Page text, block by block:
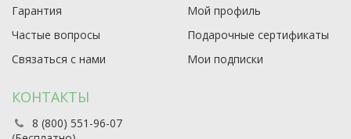
Гарантия
Частые вопросы
Связаться с нами
Мой профиль
Подарочные сертификаты
Мои подписки
КОНТАКТЫ
8 (800) 551-96-07